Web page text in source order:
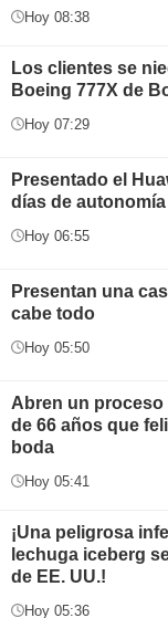
Hoy 08:38
Los clientes se
Boeing 777X de
Hoy 07:29
Presentado el
días de
Hoy 06:55
Presentan una
cabe todo
Hoy 05:50
Abren un
de 66 años que
boda
Hoy 05:41
¡Una peligrosa
lechuga iceberg
de EE. UU.!
Hoy 05:36